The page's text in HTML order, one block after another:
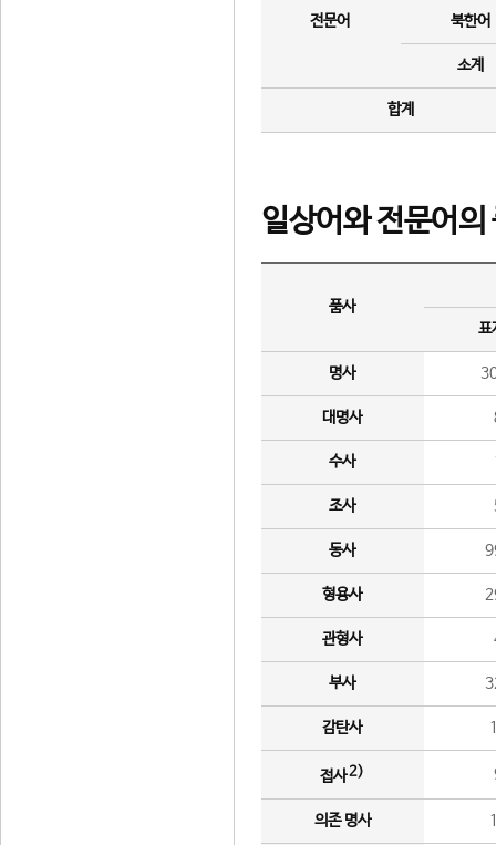
전문어 북한어
소계
합계
일상어와 전문어의
품사
표
명사
대명사
수사
조사
동사
형용사
관형사
부사
감탄사
접사2)
의존 명사